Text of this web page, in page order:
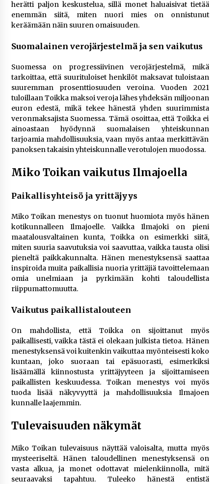
herätti paljon keskustelua, sillä monet haluaisivat tietää
enemmän siitä, miten nuori mies on onnistunut
keräämään näin suuren omaisuuden.
Suomalainen verojärjestelmä ja sen vaikutus
Suomessa on progressiivinen verojärjestelmä, mikä
tarkoittaa, että suurituloiset henkilöt maksavat tuloistaan
suuremman prosenttiosuuden veroina. Vuoden 2021
tuloillaan Toikka maksoi veroja lähes yhdeksän miljoonan
euron edestä, mikä tekee hänestä yhden suurimmista
veronmaksajista Suomessa. Tämä osoittaa, että Toikka ei
ainoastaan hyödynnä suomalaisen yhteiskunnan
tarjoamia mahdollisuuksia, vaan myös antaa merkittävän
panoksen takaisin yhteiskunnalle verotulojen muodossa.
Miko Toikan vaikutus Ilmajoella
Paikallisyhteisö ja yrittäjyys
Miko Toikan menestys on tuonut huomiota myös hänen
kotikunnalleen Ilmajoelle. Vaikka Ilmajoki on pieni
maatalousvaltainen kunta, Toikka on esimerkki siitä,
miten suuria saavutuksia voi saavuttaa, vaikka tausta olisi
pieneltä paikkakunnalta. Hänen menestyksensä saattaa
inspiroida muita paikallisia nuoria yrittäjiä tavoittelemaan
omia unelmiaan ja pyrkimään kohti taloudellista
riippumattomuutta.
Vaikutus paikallistalouteen
On mahdollista, että Toikka on sijoittanut myös
paikallisesti, vaikka tästä ei olekaan julkista tietoa. Hänen
menestyksensä voi kuitenkin vaikuttaa myönteisesti koko
kuntaan, joko suoraan tai epäsuorasti, esimerkiksi
lisäämällä kiinnostusta yrittäjyyteen ja sijoittamiseen
paikallisten keskuudessa. Toikan menestys voi myös
tuoda lisää näkyvyyttä ja mahdollisuuksia Ilmajoen
kunnalle laajemmin.
Tulevaisuuden näkymät
Miko Toikan tulevaisuus näyttää valoisalta, mutta myös
mysteeriseltä. Hänen taloudellinen menestyksensä on
vasta alkua, ja monet odottavat mielenkiinnolla, mitä
seuraavaksi tapahtuu. Tuleeko hänestä entistä